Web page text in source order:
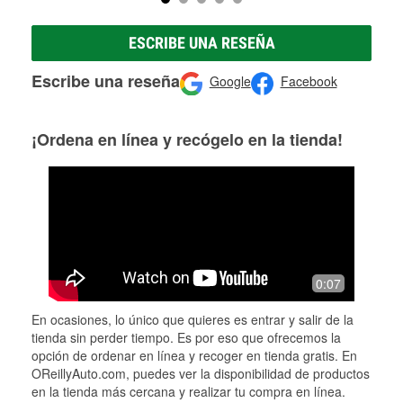
ESCRIBE UNA RESEÑA
Escribe una reseña Google Facebook
¡Ordena en línea y recógelo en la tienda!
0:07
En ocasiones, lo único que quieres es entrar y salir de la
tienda sin perder tiempo. Es por eso que ofrecemos la
opción de ordenar en línea y recoger en tienda gratis. En
OReillyAuto.com, puedes ver la disponibilidad de productos
en la tienda más cercana y realizar tu compra en línea.